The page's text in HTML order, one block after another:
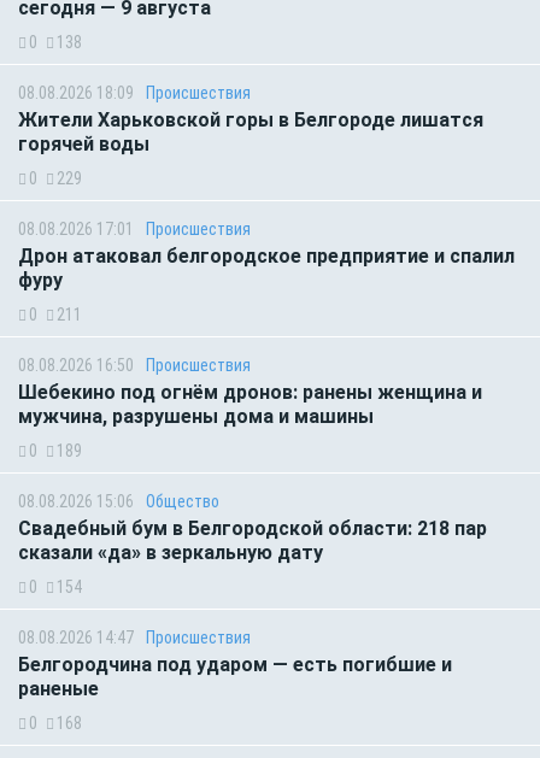
сегодня — 9 августа
0 138
08.08.2026 18:09 Происшествия
Жители Харьковской горы в Белгороде лишатся
горячей воды
0 229
08.08.2026 17:01 Происшествия
Дрон атаковал белгородское предприятие и спалил
фуру
0 211
08.08.2026 16:50 Происшествия
Шебекино под огнём дронов: ранены женщина и
мужчина, разрушены дома и машины
0 189
08.08.2026 15:06 Общество
Свадебный бум в Белгородской области: 218 пар
сказали «да» в зеркальную дату
0 154
08.08.2026 14:47 Происшествия
Белгородчина под ударом — есть погибшие и
раненые
0 168